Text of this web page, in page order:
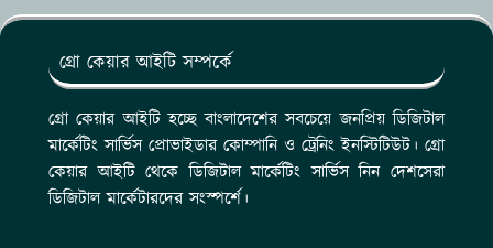
গ্রো কেয়ার আইটি সম্পর্কে
গ্রো কেয়ার আইটি হচ্ছে বাংলাদেশের সবচেয়ে জনপ্রিয় ডিজিটাল
মার্কেটিং সার্ভিস প্রোভাইডার কোম্পানি ও ট্রেনিং ইনস্টিটিউট। গ্রো
কেয়ার আইটি থেকে ডিজিটাল মার্কেটিং সার্ভিস নিন দেশসেরা
ডিজিটাল মার্কেটারদের সংস্পর্শে।